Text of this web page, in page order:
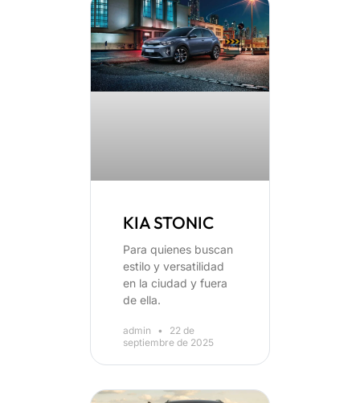
KIA STONIC
Para quienes buscan
estilo y versatilidad
en la ciudad y fuera
de ella.
admin
22 de
septiembre de 2025